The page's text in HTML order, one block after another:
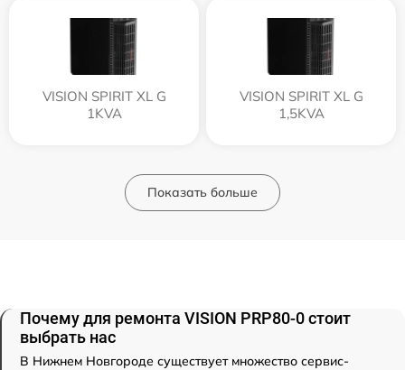
VISION SPIRIT XL G
1KVA
VISION SPIRIT XL G
1,5KVA
Показать больше
Почему для ремонта VISION PRP80-0 стоит
выбрать нас
В Нижнем Новгороде существует множество сервис-